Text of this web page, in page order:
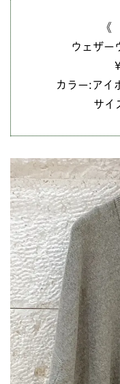
《
ウェザー
カラー:アイ
サイ